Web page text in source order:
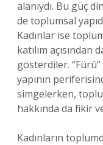
alanıydı. Bu güç
de toplumsal
Kadınlar ise
katılım açısından
gösterdiler.
yapının
simgelerken,
hakkında da fikir
Kadınların